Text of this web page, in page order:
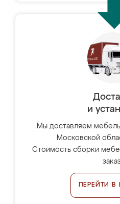
и
Мы доставляем
Московской
Стоимость сборки
ПЕРЕЙТИ В